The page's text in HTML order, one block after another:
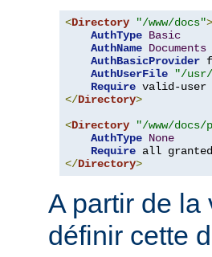
<Directory "/www/docs">
AuthType Basic
AuthName Documents
AuthBasicProvider
AuthUserFile
"/usr/
Require
</Directory>
<Directory "/www/
AuthType None
Require
</Directory>
A partir de la
définir cette